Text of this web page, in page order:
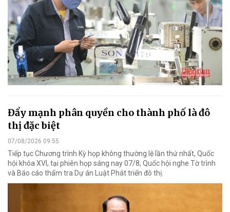
Đẩy mạnh phân quyền cho thành phố là đô
thị đặc biệt
07/08/2026 09:55
Tiếp tục Chương trình Kỳ họp không thường lệ lần thứ nhất, Quốc
hội khóa XVI, tại phiên họp sáng nay 07/8, Quốc hội nghe Tờ trình
và Báo cáo thẩm tra Dự án Luật Phát triển đô thị.